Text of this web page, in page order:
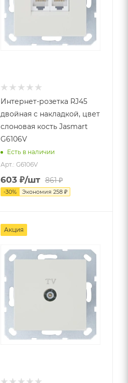
Интернет-розетка RJ45
двойная с накладкой, цвет
слоновая кость Jasmart
G6106V
Есть в наличии
Арт.: G6106V
603₽/шт 861₽
-30% Экономия 258₽
Акция